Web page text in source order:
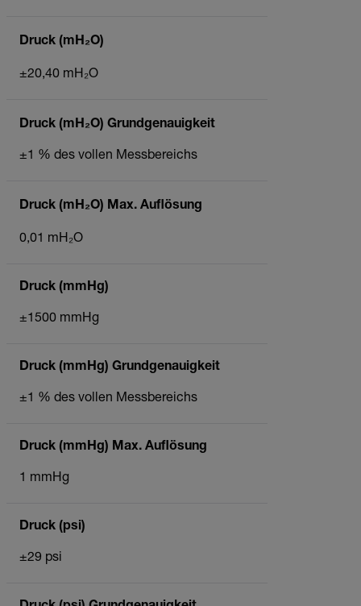
Druck (mH₂O)
±20,40 mH₂O
Druck (mH₂O) Grundgenauigkeit
±1 % des vollen Messbereichs
Druck (mH₂O) Max. Auflösung
0,01 mH₂O
Druck (mmHg)
±1500 mmHg
Druck (mmHg) Grundgenauigkeit
±1 % des vollen Messbereichs
Druck (mmHg) Max. Auflösung
1 mmHg
Druck (psi)
±29 psi